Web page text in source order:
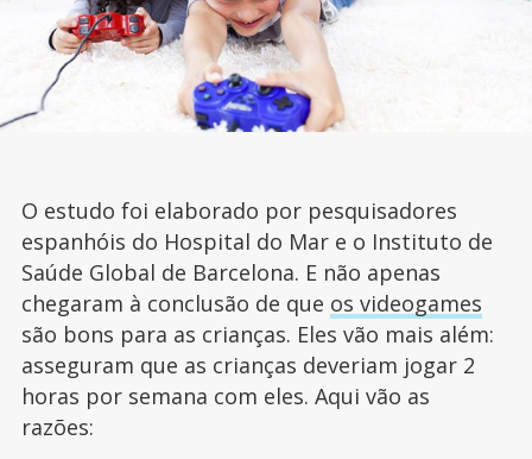
O estudo foi elaborado por pesquisadores
espanhóis do Hospital do Mar e o Instituto de
Saúde Global de Barcelona. E não apenas
chegaram à conclusão de que os videogames
são bons para as crianças. Eles vão mais além:
asseguram que as crianças deveriam jogar 2
horas por semana com eles. Aqui vão as
razões: